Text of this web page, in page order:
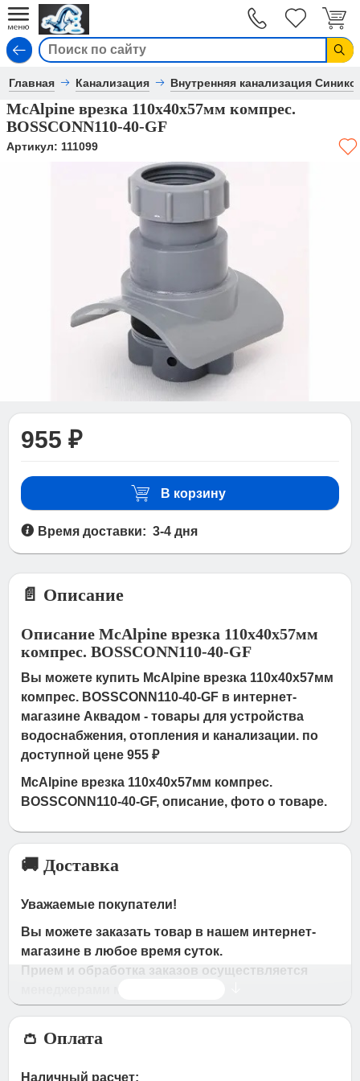
Главная Канализация Внутренняя канализация
McAlpine врезка 110х40х57мм компрес.
BOSSCONN110-40-GF
Артикул: 111099
955 ₽
В корзину
Время доставки: 3-4 дня
📄 Описание
Описание McAlpine врезка 110х40х57мм
компрес. BOSSCONN110-40-GF
Вы можете купить McAlpine врезка 110х40х57мм
компрес. BOSSCONN110-40-GF в интернет-
магазине Аквадом - товары для устройства
водоснабжения, отопления и канализации. по
доступной цене 955 ₽
McAlpine врезка 110х40х57мм компрес.
BOSSCONN110-40-GF, описание, фото о товаре.
🚚 Доставка
Уважаемые покупатели!
Вы можете заказать товар в нашем интернет-
магазине в любое время суток.
Прием и обработка заказов осуществляется
Время работы магазина:
с 09:00 дo 19:00
👛 Оплата
Наличный расчет: